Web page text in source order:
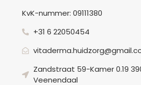
KvK-nummer: 09111380
+31 6 22050454
Zandstraat 59-Kamer 0.19
Veenendaal